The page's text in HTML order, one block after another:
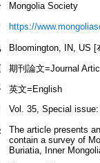
Mongolia Society
https://
Bloomington, IN, US
期刊論文=Journal
英文=English
Vol. 35, Special
The article presents
contain a survey of
Buriatia, Inner